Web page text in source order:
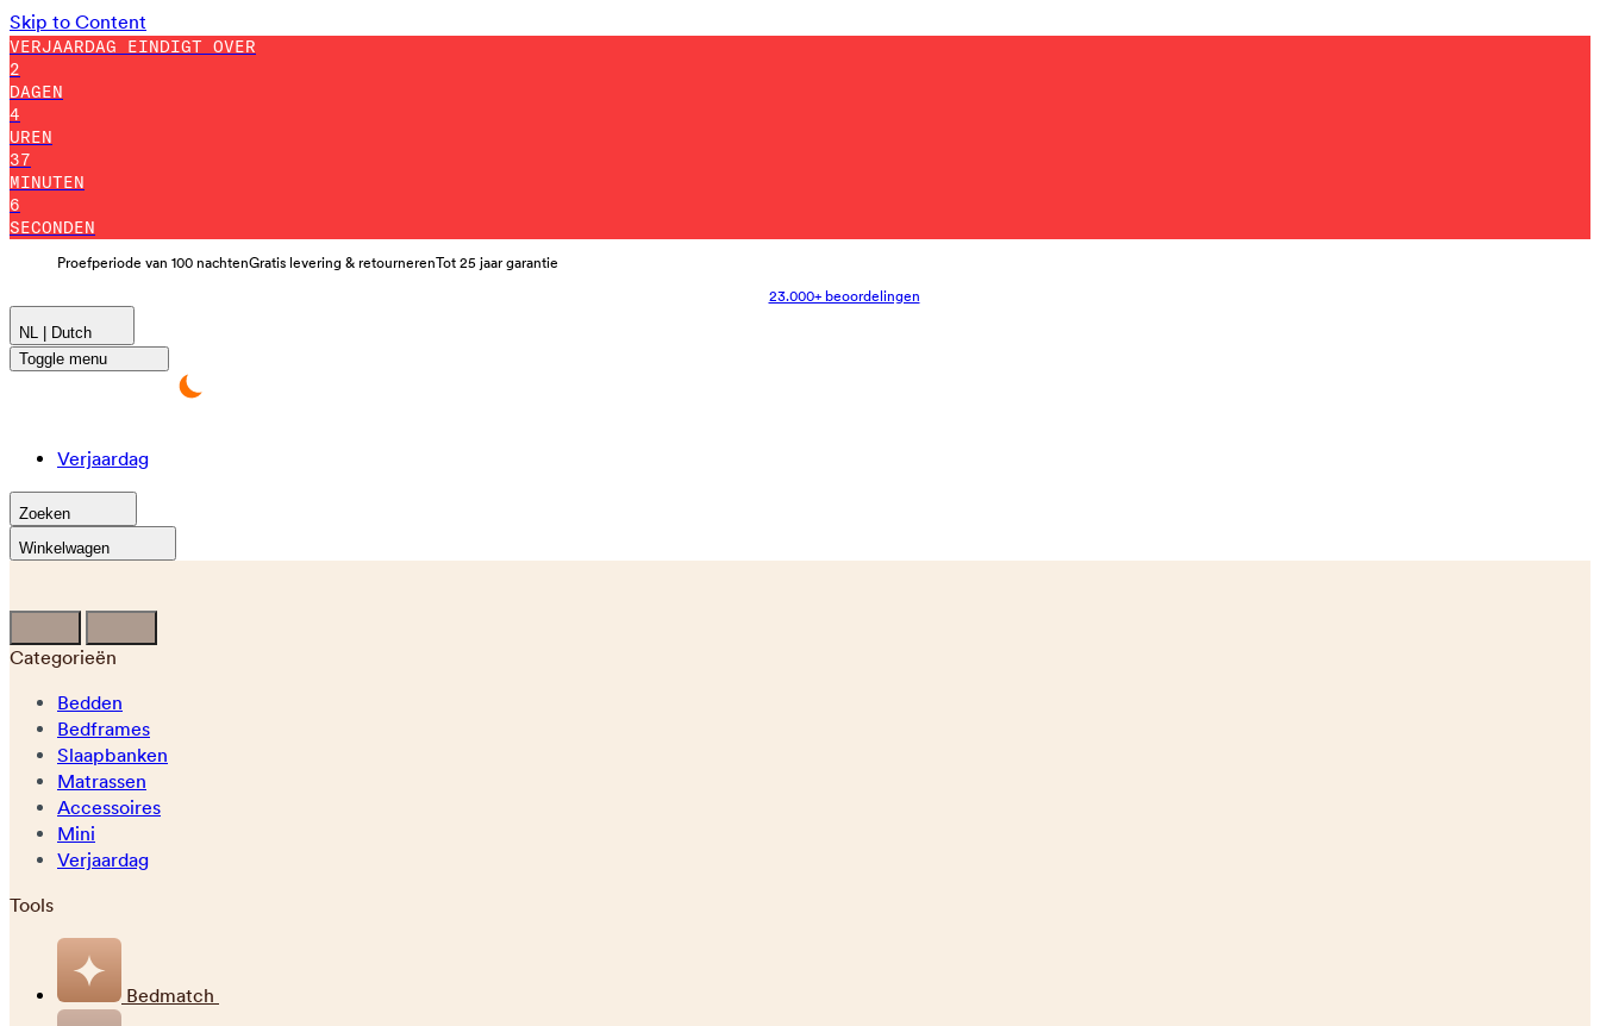
Skip to Content
VERJAARDAG EINDIGT OVER
2
DAGEN
4
UREN
37
MINUTEN
5
SECONDEN
Proefperiode van 100 nachtenGratis levering & retournerenTot 25 jaar garantie
23.000+ beoordelingen
NL | Dutch
Toggle menu
Verjaardag
Zoeken
Winkelwagen
Categorieën
Bedden
Bedframes
Slaapbanken
Matrassen
Accessoires
Mini
Verjaardag
Tools
Bedmatch